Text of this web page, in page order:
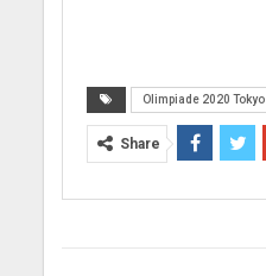
Olimpiade 2020 Tokyo
Share